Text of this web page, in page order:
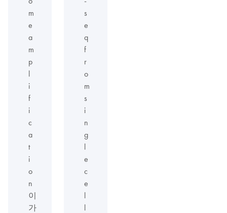
m
e
a
m
p
l
i
f
i
c
a
t
i
o
n
이
가
s
e
q
f
r
o
m
s
i
n
g
l
e
c
e
l
l